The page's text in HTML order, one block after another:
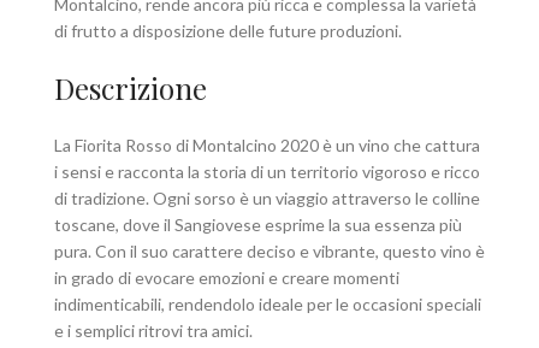
Montalcino, rende ancora più ricca e complessa la varietà
di frutto a disposizione delle future produzioni.
Descrizione
La Fiorita Rosso di Montalcino 2020 è un vino che cattura
i sensi e racconta la storia di un territorio vigoroso e ricco
di tradizione. Ogni sorso è un viaggio attraverso le colline
toscane, dove il Sangiovese esprime la sua essenza più
pura. Con il suo carattere deciso e vibrante, questo vino è
in grado di evocare emozioni e creare momenti
indimenticabili, rendendolo ideale per le occasioni speciali
e i semplici ritrovi tra amici.